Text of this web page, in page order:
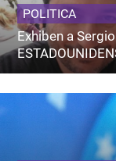
POLITICA
Exhiben a